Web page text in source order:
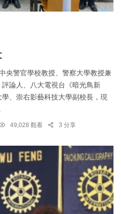
央警官學校教授、警察大學教授兼
論人、八大電視台《暗光鳥新
、崇右影藝科技大學副校長，現
49,028 觀看 3 分享